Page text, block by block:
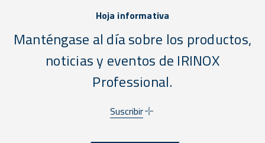
Hoja informativa
Manténgase al día sobre los productos,
noticias y eventos de IRINOX
Professional.
Suscribir